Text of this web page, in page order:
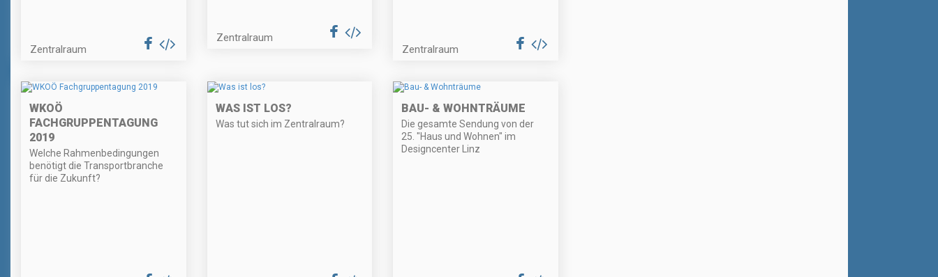
Zentralraum
Zentralraum
Zentralraum
WKOÖ
FACHGRUPPENTAGUNG
2019
Welche Rahmenbedingungen
benötigt die Transportbranche
für die Zukunft?
WAS IST LOS?
Was tut sich im Zentralraum?
BAU- & WOHNTRÄUME
Die gesamte Sendung von der
25. "Haus und Wohnen" im
Designcenter Linz